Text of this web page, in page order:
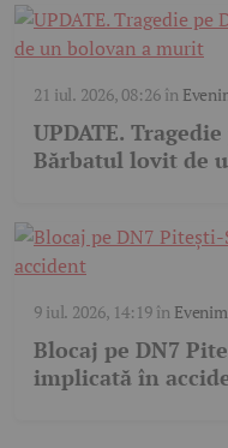
21 iul. 2026, 08:26în
UPDATE.
Bărbatul lovit de
9 iul. 2026, 14:19în
Blocaj pe DN7
implicată în